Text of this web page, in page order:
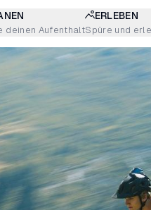
deinen Aufenthalt
ERLEBEN
Spüre und